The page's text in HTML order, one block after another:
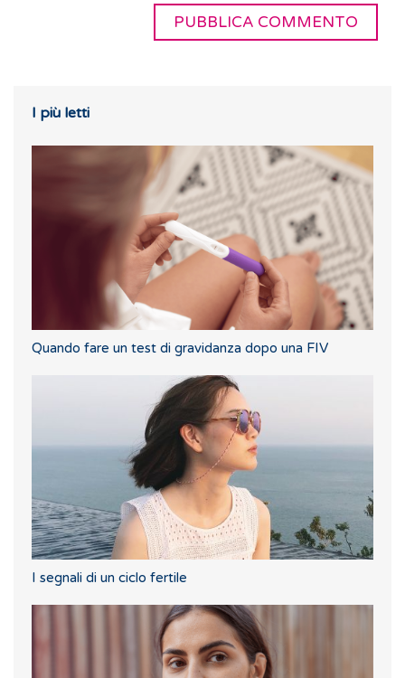
I più letti
Quando fare un test di gravidanza dopo una FIV
I segnali di un ciclo fertile